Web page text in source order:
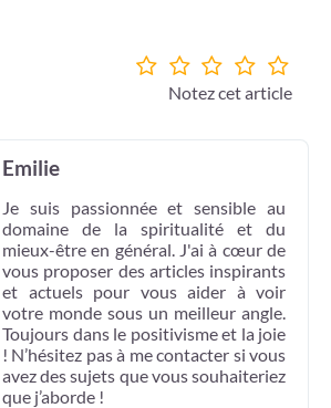
Notez cet article
Emilie
Je suis passionnée et sensible au
domaine de la spiritualité et du
mieux-être en général. J'ai à cœur de
vous proposer des articles inspirants
et actuels pour vous aider à voir
votre monde sous un meilleur angle.
Toujours dans le positivisme et la joie
! N’hésitez pas à me contacter si vous
avez des sujets que vous souhaiteriez
que j’aborde !